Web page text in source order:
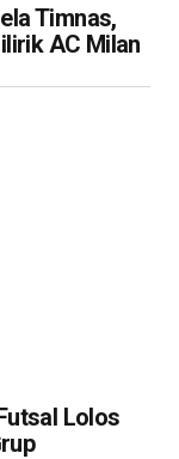
Timnas,
AC Milan
Lolos